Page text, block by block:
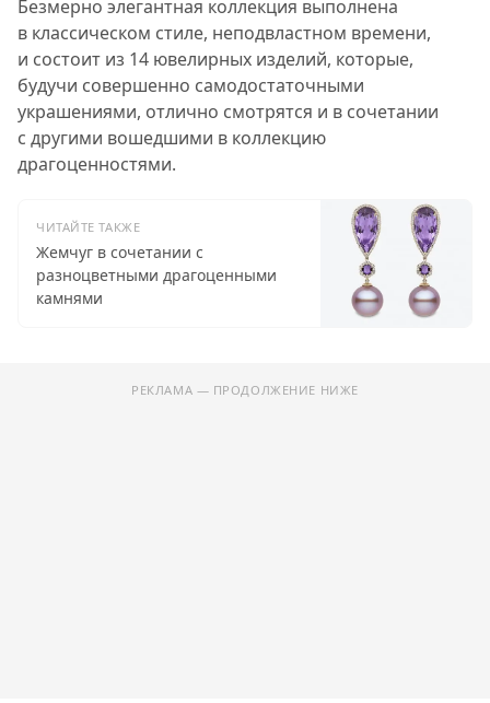
Безмерно элегантная коллекция выполнена
в классическом стиле, неподвластном времени,
и состоит из 14 ювелирных изделий, которые,
будучи совершенно самодостаточными
украшениями, отлично смотрятся и в сочетании
с другими вошедшими в коллекцию
драгоценностями.
ЧИТАЙТЕ ТАКЖЕ
Жемчуг в сочетании с
разноцветными драгоценными
камнями
РЕКЛАМА — ПРОДОЛЖЕНИЕ НИЖЕ